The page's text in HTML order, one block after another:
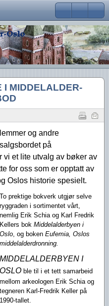
Close
arrangementer
I MIDDELALDER-
og andre
på
vi et lite utvalg av bøker av
for oss som er opptatt av
Oslos historie spesielt.
To prektige bokverk utgjør selve
ryggraden i sortimentet vårt,
nemlig Erik Schia og Karl Fredrik
Kellers bok Middelalderbyen i
Oslo, og boken Eufemia, Oslos
middelalderdronning.
MIDDELALDERBYEN I
OSLO ble til i et tett samarbeid
mellom arkeologen Erik Schia og
tegneren Karl-Fredrik Keller på
1990-tallet.